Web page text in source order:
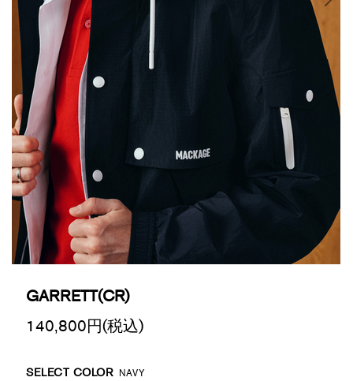
GARRETT(CR)
140,800円(税込)
Variations
SELECT COLOR NAVY